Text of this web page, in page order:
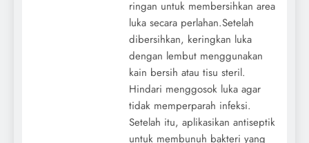
ringan untuk membersihkan area
luka secara perlahan.Setelah
dibersihkan, keringkan luka
dengan lembut menggunakan
kain bersih atau tisu steril.
Hindari menggosok luka agar
tidak memperparah infeksi.
Setelah itu, aplikasikan antiseptik
untuk membunuh bakteri yang